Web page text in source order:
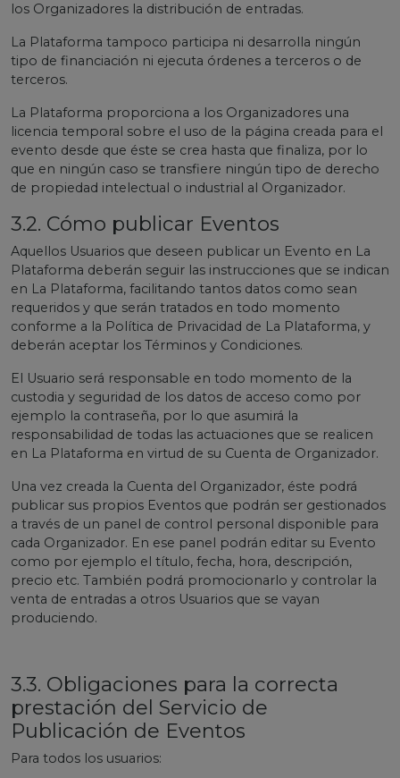
los Organizadores la distribución de entradas.
La Plataforma tampoco participa ni desarrolla ningún
tipo de financiación ni ejecuta órdenes a terceros o de
terceros.
La Plataforma proporciona a los Organizadores una
licencia temporal sobre el uso de la página creada para el
evento desde que éste se crea hasta que finaliza, por lo
que en ningún caso se transfiere ningún tipo de derecho
de propiedad intelectual o industrial al Organizador.
3.2. Cómo publicar Eventos
Aquellos Usuarios que deseen publicar un Evento en La
Plataforma deberán seguir las instrucciones que se indican
en La Plataforma, facilitando tantos datos como sean
requeridos y que serán tratados en todo momento
conforme a la Política de Privacidad de La Plataforma, y
deberán aceptar los Términos y Condiciones.
El Usuario será responsable en todo momento de la
custodia y seguridad de los datos de acceso como por
ejemplo la contraseña, por lo que asumirá la
responsabilidad de todas las actuaciones que se realicen
en La Plataforma en virtud de su Cuenta de Organizador.
Una vez creada la Cuenta del Organizador, éste podrá
publicar sus propios Eventos que podrán ser gestionados
a través de un panel de control personal disponible para
cada Organizador. En ese panel podrán editar su Evento
como por ejemplo el título, fecha, hora, descripción,
precio etc. También podrá promocionarlo y controlar la
venta de entradas a otros Usuarios que se vayan
produciendo.
3.3. Obligaciones para la correcta
prestación del Servicio de
Publicación de Eventos
Para todos los usuarios: